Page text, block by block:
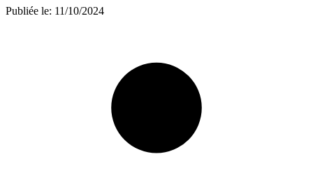
Publiée le: 11/10/2024